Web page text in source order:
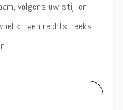
volgens uw stijl en
krijgen rechtstreeks